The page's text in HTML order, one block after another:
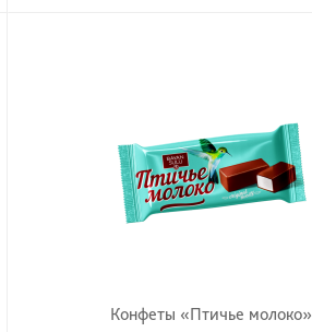
Конфеты «Птичье молоко»